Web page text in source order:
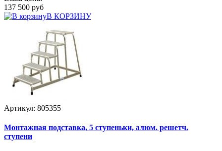
137 500 руб
В КОРЗИНУ
Артикул: 805355
Монтажная подставка, 5 ступеньки, алюм. решетч.
ступени